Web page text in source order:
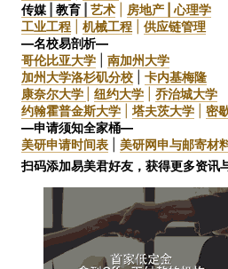
传媒
教育 艺术 房地产 | 心理学
工业工程
机械工程
供应链管理
—名校易剖析—
哥伦比亚大学
南加州大学
加州大学洛杉矶分校
卡内基梅隆
康奈尔大学
纽约大学
乔治城大学
约翰霍普金斯大学
塔夫茨大学
密
—申请须知全家桶—
美研申请时间表
美研网申与邮寄材
扫码添加易美君好友，获得更多资讯